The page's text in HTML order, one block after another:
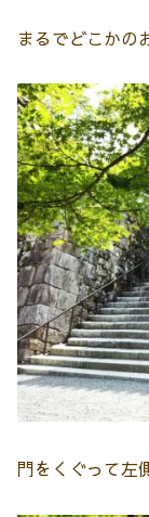
まるでどこかの
門をくぐって左